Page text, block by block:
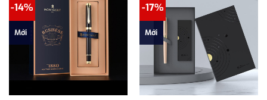
-14%
Mới
-17%
Mới